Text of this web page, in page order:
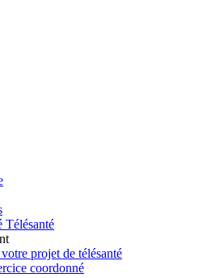
Télésanté
projet de télésanté
coordonné